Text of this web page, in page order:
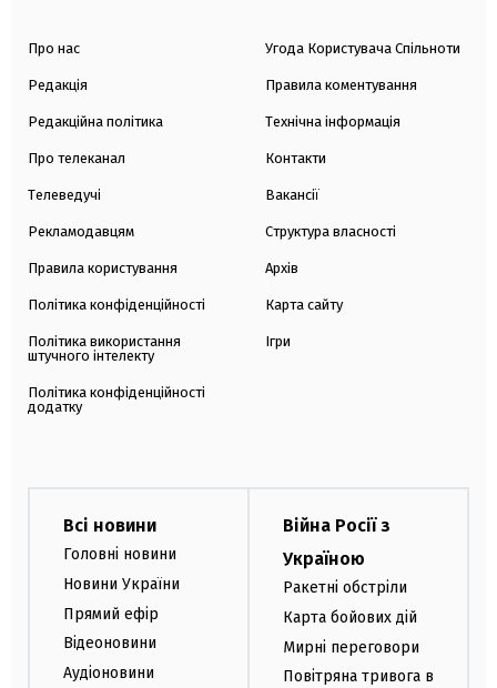
Про нас
Редакція
Редакційна політика
Про телеканал
Телеведучі
Рекламодавцям
Правила користування
Політика конфіденційності
Політика використання
штучного інтелекту
Політика конфіденційності
додатку
Угода Користувача Спільноти
Правила коментування
Технічна інформація
Контакти
Вакансії
Структура власності
Архів
Карта сайту
Ігри
Всі новини
Головні новини
Новини України
Прямий ефір
Відеоновини
Аудіоновини
Війна Росії з
Україною
Ракетні обстріли
Карта бойових дій
Мирні переговори
Повітряна тривога в